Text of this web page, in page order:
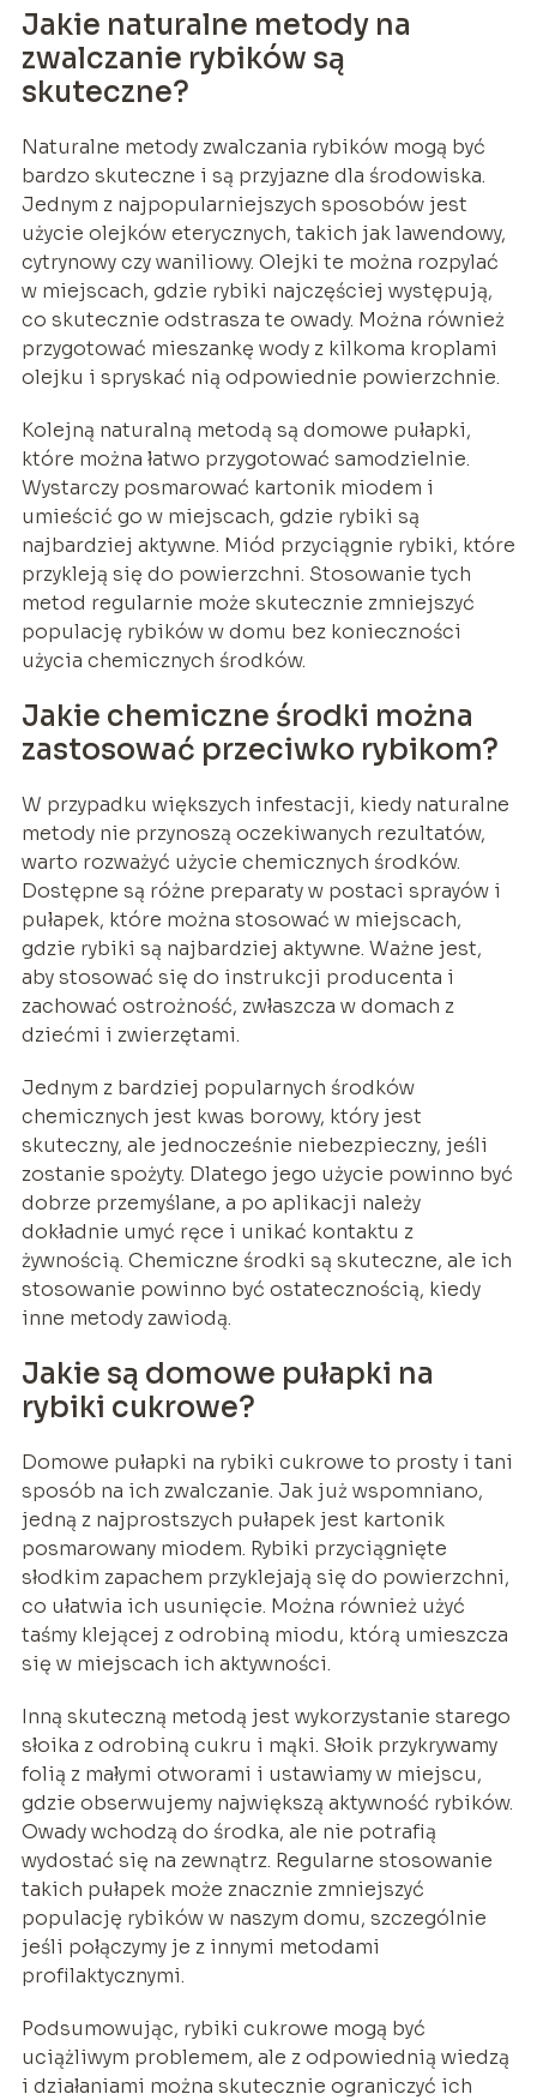
Jakie naturalne metody na
zwalczanie rybików są
skuteczne?
Naturalne metody zwalczania rybików mogą być
bardzo skuteczne i są przyjazne dla środowiska.
Jednym z najpopularniejszych sposobów jest
użycie olejków eterycznych, takich jak lawendowy,
cytrynowy czy waniliowy. Olejki te można rozpylać
w miejscach, gdzie rybiki najczęściej występują,
co skutecznie odstrasza te owady. Można również
przygotować mieszankę wody z kilkoma kroplami
olejku i spryskać nią odpowiednie powierzchnie.
Kolejną naturalną metodą są domowe pułapki,
które można łatwo przygotować samodzielnie.
Wystarczy posmarować kartonik miodem i
umieścić go w miejscach, gdzie rybiki są
najbardziej aktywne. Miód przyciągnie rybiki, które
przykleją się do powierzchni. Stosowanie tych
metod regularnie może skutecznie zmniejszyć
populację rybików w domu bez konieczności
użycia chemicznych środków.
Jakie chemiczne środki można
zastosować przeciwko rybikom?
W przypadku większych infestacji, kiedy naturalne
metody nie przynoszą oczekiwanych rezultatów,
warto rozważyć użycie chemicznych środków.
Dostępne są różne preparaty w postaci sprayów i
pułapek, które można stosować w miejscach,
gdzie rybiki są najbardziej aktywne. Ważne jest,
aby stosować się do instrukcji producenta i
zachować ostrożność, zwłaszcza w domach z
dziećmi i zwierzętami.
Jednym z bardziej popularnych środków
chemicznych jest kwas borowy, który jest
skuteczny, ale jednocześnie niebezpieczny, jeśli
zostanie spożyty. Dlatego jego użycie powinno być
dobrze przemyślane, a po aplikacji należy
dokładnie umyć ręce i unikać kontaktu z
żywnością. Chemiczne środki są skuteczne, ale ich
stosowanie powinno być ostatecznością, kiedy
inne metody zawiodą.
Jakie są domowe pułapki na
rybiki cukrowe?
Domowe pułapki na rybiki cukrowe to prosty i tani
sposób na ich zwalczanie. Jak już wspomniano,
jedną z najprostszych pułapek jest kartonik
posmarowany miodem. Rybiki przyciągnięte
słodkim zapachem przyklejają się do powierzchni,
co ułatwia ich usunięcie. Można również użyć
taśmy klejącej z odrobiną miodu, którą umieszcza
się w miejscach ich aktywności.
Inną skuteczną metodą jest wykorzystanie starego
słoika z odrobiną cukru i mąki. Słoik przykrywamy
folią z małymi otworami i ustawiamy w miejscu,
gdzie obserwujemy największą aktywność rybików.
Owady wchodzą do środka, ale nie potrafią
wydostać się na zewnątrz. Regularne stosowanie
takich pułapek może znacznie zmniejszyć
populację rybików w naszym domu, szczególnie
jeśli połączymy je z innymi metodami
profilaktycznymi.
Podsumowując, rybiki cukrowe mogą być
uciążliwym problemem, ale z odpowiednią wiedzą
i działaniami można skutecznie ograniczyć ich